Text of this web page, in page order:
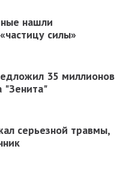
нашли
силы»
35 миллионов
"Зенита"
серьезной травмы,